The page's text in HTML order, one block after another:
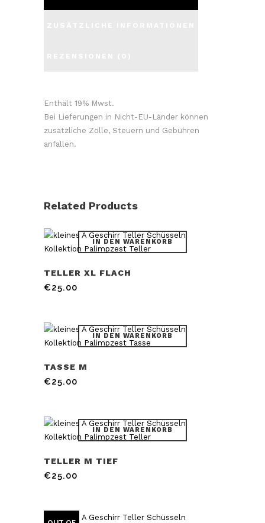
Enthält 19% Mwst.
Bei Lieferungen in Nicht-EU-Länder können
zusätzliche Zölle, Steuern und Gebühren
anfallen.
Related Products
IN DEN WARENKORB
TELLER XL FLACH
€25.00
IN DEN WARENKORB
TASSE M
€25.00
IN DEN WARENKORB
TELLER M TIEF
€25.00